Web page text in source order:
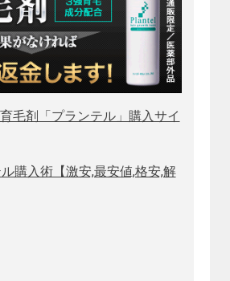
毛剤「プランテル」購入サイ
購入術【激安,最安値,格安,解